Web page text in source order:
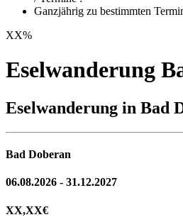
Ganzjährig zu bestimmten
XX%
Eselwanderung
Eselwanderung in Bad
Bad Doberan
06.08.2026 - 31.12.2027
XX,XX€